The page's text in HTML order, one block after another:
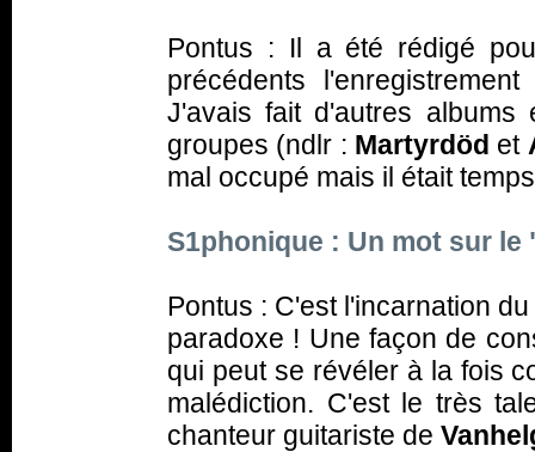
Pontus : Il a été rédigé
précédents
J'avais fait d'autres
groupes (ndlr : Martyrdöd et
mal occupé mais il était
S1phonique : Un mot sur
Pontus : C'est l'incarnation
paradoxe ! Une façon de
qui peut se révéler à la fois
malédiction. C'est le très
chanteur guitariste de